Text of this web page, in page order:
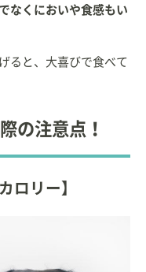
なくにおいや食感もい
ると、大喜びで食べて
の注意点！
ロリー】